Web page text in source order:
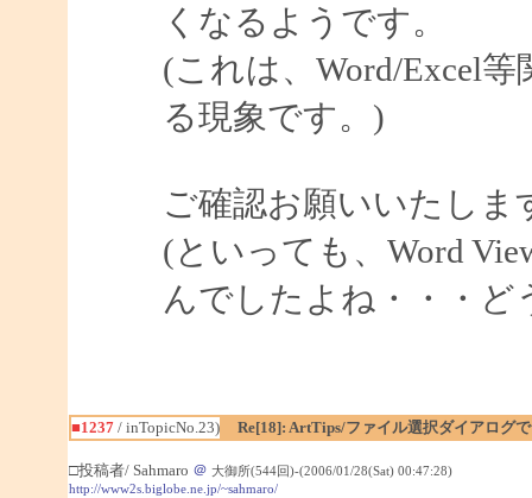
くなるようです。
(これは、Word/Excel
る現象です。)
ご確認お願いいたしま
(といっても、Word
んでしたよね・・・ど
■1237/ inTopicNo.23) Re[18]: ArtTips/ファイル選択ダイアログ
□投稿者/ Sahmaro ＠ 大御所(544回)-(2006/01/28(Sat) 00:47:28)
http://www2s.biglobe.ne.jp/~sahmaro/